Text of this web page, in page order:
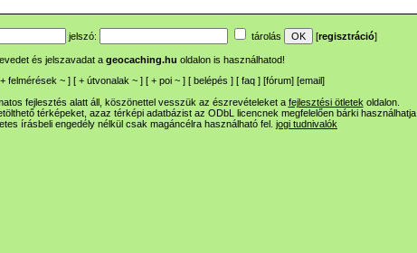
jelszó: tárolás [regisztráció]
és jelszavadat a geocaching.hu oldalon is használhatod!
+ felmérések ~ ] [ + útvonalak ~ ] [ + poi ~ ] [ belépés ] [ faq ] [fórum] [email]
fejlesztés alatt áll, köszönettel vesszük az észrevételeket a fejlesztési ötletek oldalon.
térképeket, azaz térképi adatbázist az ODbL licencnek megfelelően bárki használhatja.
írásbeli engedély nélkül csak magáncélra használható fel. jogi tudnivalók